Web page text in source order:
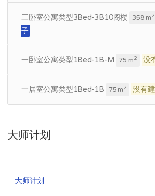
三卧室公寓类型3Bed-3B10阁楼 358 m2
子
一卧室公寓类型1Bed-1B-M 75 m2 没
一居室公寓类型1Bed-1B 75 m2 没有建
大师计划
大师计划